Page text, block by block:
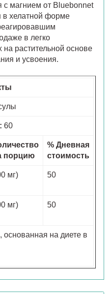
с магнием от Bluebonnet
в хелатной форме
в легко
растительной основе
и усвоения.
60
порцию
% Дневная
стоимость
мг) 50
мг) 50
основанная на диете в